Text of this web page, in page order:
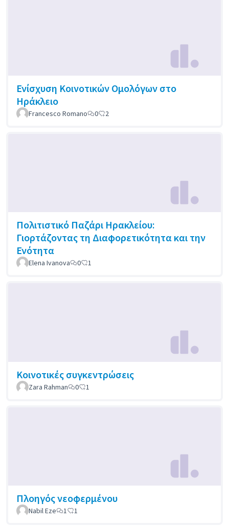
Ενίσχυση Κοινοτικών Ομολόγων στο
Ηράκλειο
Francesco Romano 0 2
Πολιτιστικό Παζάρι Ηρακλείου:
Γιορτάζοντας τη Διαφορετικότητα και την
Ενότητα
Elena Ivanova 0 1
Κοινοτικές συγκεντρώσεις
Zara Rahman 0 1
Πλοηγός νεοφερμένου
Nabil Eze 1 1